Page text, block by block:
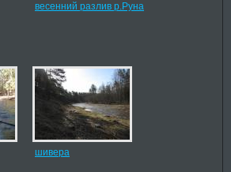
весенний разлив р.Руна
шивера